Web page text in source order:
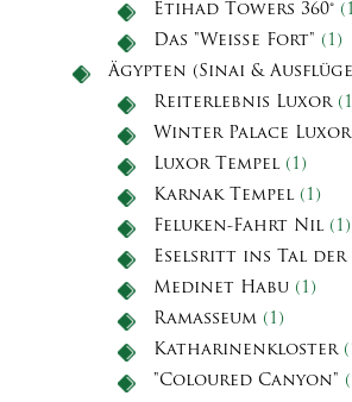
Etihad Towers 360°
Das "Weiße Fort" (1)
Ägypten (Sinai &
Reiterlebnis Luxor
Winter Palace Luxor
Luxor Tempel (1)
Karnak Tempel (1)
Feluken-Fahrt Nil (1)
Eselsritt ins Tal der
Medinet Habu (1)
Ramasseum (1)
Katharinenkloster
"Coloured Canyon"